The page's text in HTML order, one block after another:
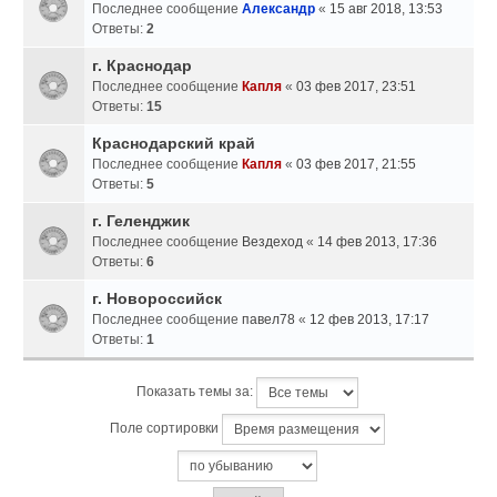
Последнее сообщениеАлександр « 15 авг 2018, 13:53
Ответы:2
г. Краснодар
Последнее сообщение Капля «03 фев 2017, 23:51
Ответы:15
Краснодарский край
Последнее сообщение Капля «03 фев 2017, 21:55
Ответы:5
г. Геленджик
Последнее сообщение Вездеход « 14 фев 2013, 17:36
Ответы:6
г. Новороссийск
Последнее сообщениепавел78 « 12 фев 2013, 17:17
Ответы:1
Показать темы за:
Поле сортировки